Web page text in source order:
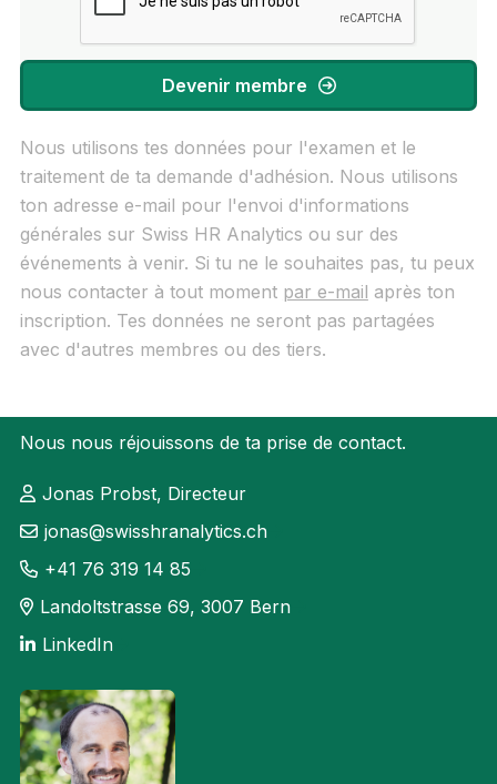
Devenir membre
Nous utilisons tes données pour l'examen et le
traitement de ta demande d'adhésion. Nous utilisons
ton adresse e-mail pour l'envoi d'informations
générales sur Swiss HR Analytics ou sur des
événements à venir. Si tu ne le souhaites pas, tu peux
nous contacter à tout moment par e-mail après ton
inscription. Tes données ne seront pas partagées
avec d'autres membres ou des tiers.
Nous nous réjouissons de ta prise de contact.
Jonas Probst, Directeur
jonas@swisshranalytics.ch
+41 76 319 14 85
Landoltstrasse 69, 3007 Bern
LinkedIn